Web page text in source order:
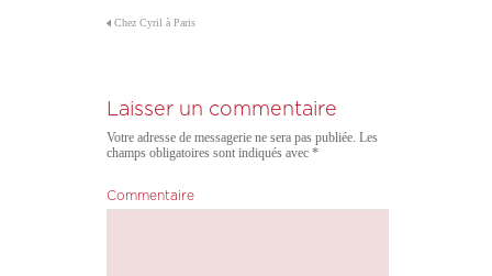
Chez Cyril à Paris
Laisser un commentaire
Votre adresse de messagerie ne sera pas publiée. Les
champs obligatoires sont indiqués avec *
Commentaire